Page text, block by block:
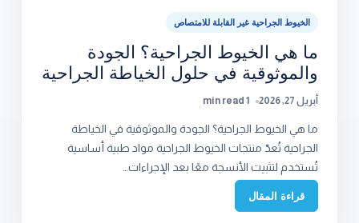
الخيوط الجراحية غير القابلة للامتصاص
ما هي الخيوط الجراحية؟ الجودة
والموثوقية في حلول الخياطة الجراحية
أبريل 27, 2026 1 min read
ما هي الخيوط الجراحية؟ الجودة والموثوقية في الخياطة
الجراحية تُعدّ منتجات الخيوط الجراحية مواد طبية أساسية
تُستخدم لتثبيت الأنسجة معًا بعد الإجراءات…
قراءة المقال